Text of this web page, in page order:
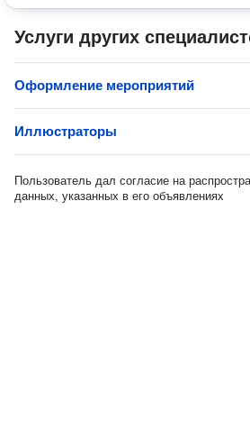
Услуги других
Оформление мероприятий
Иллюстраторы
Пользователь дал согласие на
данных, указанных в его объявлениях